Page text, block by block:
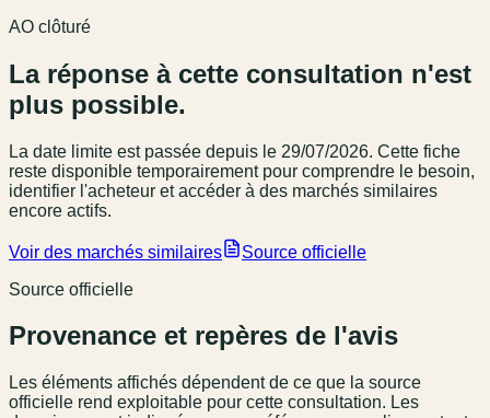
AO clôturé
La réponse à cette consultation n'est
plus possible.
La date limite est passée depuis le 29/07/2026. Cette fiche
reste disponible temporairement pour comprendre le besoin,
identifier l'acheteur et accéder à des marchés similaires
encore actifs.
Voir des marchés similaires
Source officielle
Source officielle
Provenance et repères de l'avis
Les éléments affichés dépendent de ce que la source
officielle rend exploitable pour cette consultation. Les